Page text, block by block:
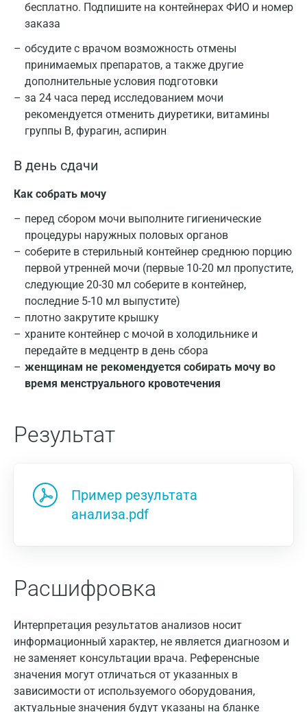
бесплатно. Подпишите на контейнерах ФИО и номер
заказа
обсудите с врачом возможность отмены
принимаемых препаратов, а также другие
дополнительные условия подготовки
за 24 часа перед исследованием мочи
рекомендуется отменить диуретики, витамины
группы В, фурагин, аспирин
В день сдачи
Как собрать мочу
перед сбором мочи выполните гигиенические
процедуры наружных половых органов
соберите в стерильный контейнер среднюю порцию
первой утренней мочи (первые 10-20 мл пропустите,
следующие 20-30 мл соберите в контейнер,
последние 5-10 мл выпустите)
плотно закрутите крышку
храните контейнер с мочой в холодильнике и
передайте в медцентр в день сбора
женщинам не рекомендуется собирать мочу во
время менструального кровотечения
Результат
Пример результата
анализа.pdf
Расшифровка
Интерпретация результатов анализов носит
информационный характер, не является диагнозом и
не заменяет консультации врача. Референсные
значения могут отличаться от указанных в
зависимости от используемого оборудования,
актуальные значения будут указаны на бланке